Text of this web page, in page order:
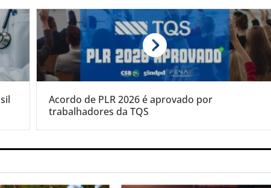
Acordo de PLR 2026 é aprovado por
trabalhadores da TQS